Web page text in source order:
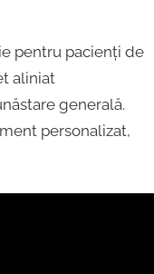
pentru pacienți de
aliniat
generală.
personalizat,